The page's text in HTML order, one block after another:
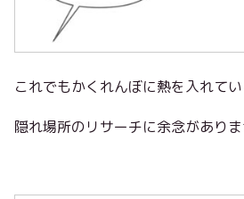
これでもかくれんぼに熱を入れて
隠れ場所のリサーチに余念があり